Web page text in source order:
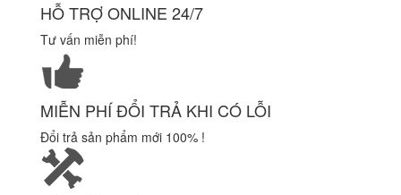
HỖ TRỢ ONLINE 24/7
Tư vấn miễn phí!
MIỄN PHÍ ĐỔI TRẢ KHI CÓ LỖI
Đổi trả sản phẩm mới 100% !